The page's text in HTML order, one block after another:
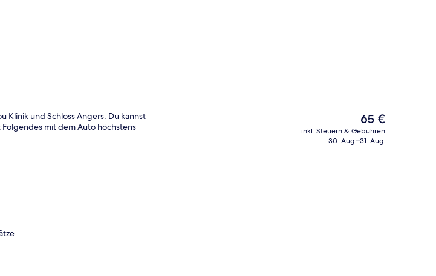
Tägliches Frühstücksbuffet gegen
Klinik und Schloss Angers. Du kannst
mit dem Auto höchstens
Der
aktuelle
Preis
65 €
inkl. Steuern & Gebühren
30. Aug.–31. Aug.